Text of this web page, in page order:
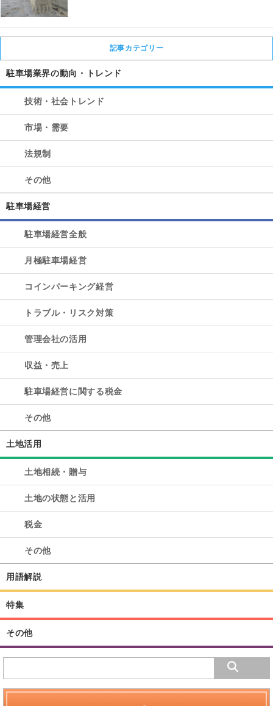
記事カテゴリー
駐車場業界の動向・トレンド
技術・社会トレンド
市場・需要
法規制
その他
駐車場経営
駐車場経営全般
月極駐車場経営
コインパーキング経営
トラブル・リスク対策
管理会社の活用
収益・売上
駐車場経営に関する税金
その他
土地活用
土地相続・贈与
土地の状態と活用
税金
その他
用語解説
特集
その他